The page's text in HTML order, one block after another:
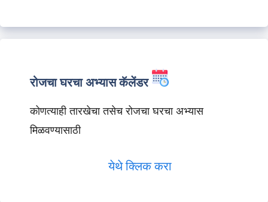
रोजचा घरचा अभ्यास कॅलेंडर
कोणत्याही तारखेचा तसेच रोजचा घरचा अभ्यास
मिळवण्यासाठी
येथे क्लिक करा